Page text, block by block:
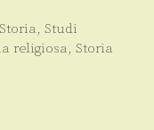
Storia, Studi
religiosa, Storia